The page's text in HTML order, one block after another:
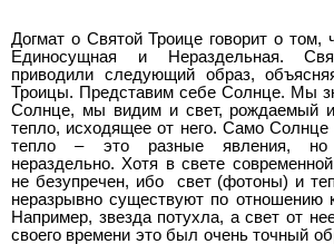
Догмат о Святой Троице говорит о том,
Единосущная и Нераздельная.
приводили следующий образ,
Троицы. Представим себе Солнце. Мы
Солнце, мы видим и свет, рождаемый
тепло, исходящее от него. Само Солнце
тепло – это разные явления, но
нераздельно. Хотя в свете
не безупречен, ибо свет (фотоны) и
неразрывно существуют по отношению
Например, звезда потухла, а свет от
своего времени это был очень точный